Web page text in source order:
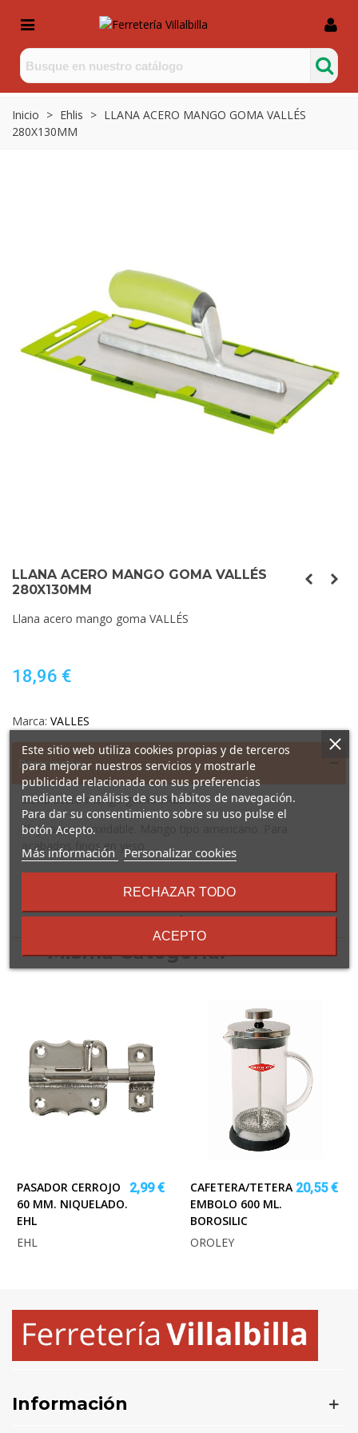
Inicio > Ehlis > LLANA ACERO MANGO GOMA VALLÉS
280X130MM
LLANA ACERO MANGO GOMA VALLÉS
280X130MM
Llana acero mango goma VALLÉS
18,96 €
Marca: VALLES
Descripción
Llana acero mango goma VALLÉS
Fleje acero inoxidable. Mango tipo americano. Para
acabados finos en yeso.
16 Otros Productos En La
Misma Categoría:
PASADOR CERROJO
60 MM. NIQUELADO.
EHL
2,99 €
EHL
CAFETERA/TETERA
EMBOLO 600 ML.
BOROSILIC
20,55 €
OROLEY
Información
Este sitio web utiliza cookies propias y de terceros
para mejorar nuestros servicios y mostrarle
publicidad relacionada con sus preferencias
mediante el análisis de sus hábitos de navegación.
Para dar su consentimiento sobre su uso pulse el
botón Acepto.
Más información
sobre
términos
condiciones
Personalizar cookies
RECHAZAR TODO
ACEPTO